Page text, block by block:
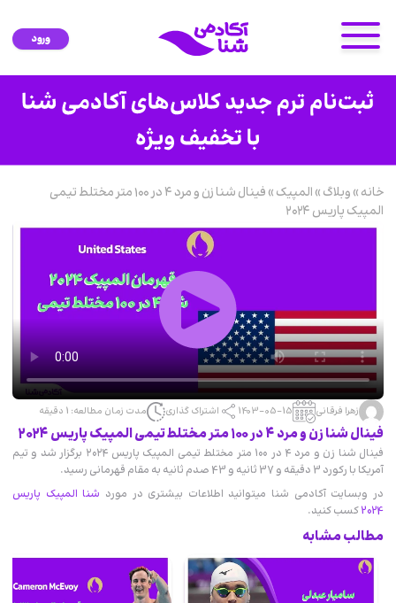
ورود
خانه»وبلاگ»المپیک»
فینال شنا زن و مرد ۴ در ۱۰۰ متر مختلط تیمی
المپیک پاریس ۲۰۲۴
زهرا فرقانی 1403-05-15 اشتراک گذاری مدت زمان مطالعه: 1 دقیقه
فینال شنا زن و مرد ۴ در ۱۰۰ متر مختلط تیمی المپیک پاریس ۲۰۲۴
فینال شنا زن و مرد ۴ در ۱۰۰ متر مختلط تیمی المپیک پاریس ۲۰۲۴ برگزار شد و تیم
آمریکا با رکورد 3 دقیقه و 37 ثانیه و 43 صدم ثانیه به مقام قهرمانی رسید.
در وبسایت آکادمی شنا میتوانید اطلاعات بیشتری در مورد شنا المپیک پاریس
2024کسب کنید.
مطالب مشابه